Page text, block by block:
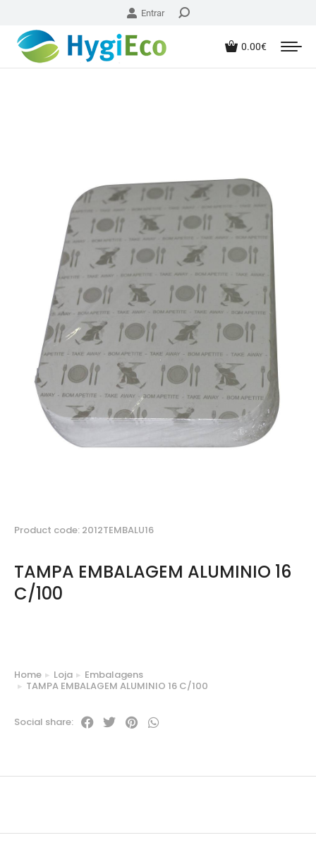
Entrar
0.00€
Product code: 2012TEMBALU16
TAMPA EMBALAGEM ALUMINIO 16
C/100
You are here:
Home Loja
Embalagens
TAMPA EMBALAGEM ALUMINIO 16 C/100
Social share: